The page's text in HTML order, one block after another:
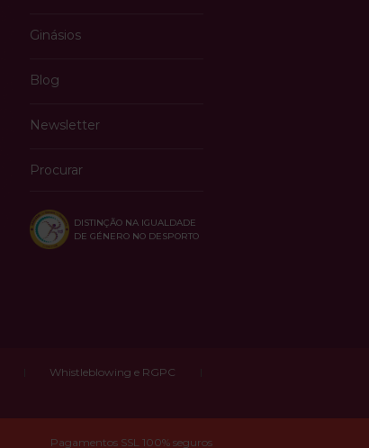
Ginásios
Blog
Newsletter
Procurar
DISTINÇÃO NA IGUALDADE
DE GÉNERO NO DESPORTO
Whistleblowing e RGPC
Pagamentos SSL 100% seguros